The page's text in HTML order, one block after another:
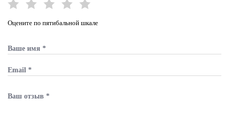
Оцените по пятибальной шкале